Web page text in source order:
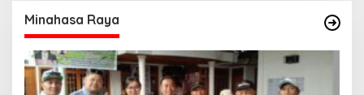
Minahasa Raya